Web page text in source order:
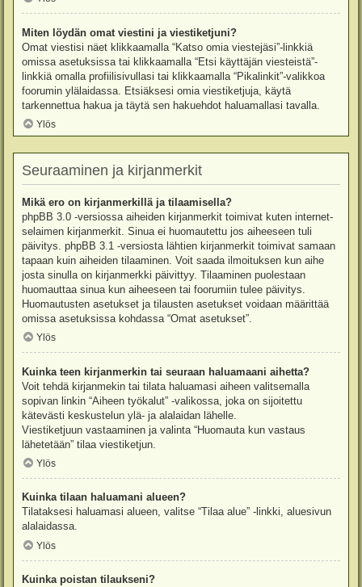
Miten löydän omat viestini ja viestiketjuni?
Omat viestisi näet klikkaamalla “Katso omia viestejäsi”-linkkiä
omissa asetuksissa tai klikkaamalla “Etsi käyttäjän viesteistä”-
linkkiä omalla profiilisivullasi tai klikkaamalla “Pikalinkit”-valikkoa
foorumin ylälaidassa. Etsiäksesi omia viestiketjuja, käytä
tarkennettua hakua ja täytä sen hakuehdot haluamallasi tavalla.
Ylös
Seuraaminen ja kirjanmerkit
Mikä ero on kirjanmerkillä ja tilaamisella?
phpBB 3.0 -versiossa aiheiden kirjanmerkit toimivat kuten internet-
selaimen kirjanmerkit. Sinua ei huomautettu jos aiheeseen tuli
päivitys. phpBB 3.1 -versiosta lähtien kirjanmerkit toimivat samaan
tapaan kuin aiheiden tilaaminen. Voit saada ilmoituksen kun aihe
josta sinulla on kirjanmerkki päivittyy. Tilaaminen puolestaan
huomauttaa sinua kun aiheeseen tai foorumiin tulee päivitys.
Huomautusten asetukset ja tilausten asetukset voidaan määrittää
omissa asetuksissa kohdassa “Omat asetukset”.
Ylös
Kuinka teen kirjanmerkin tai seuraan haluamaani aihetta?
Voit tehdä kirjanmekin tai tilata haluamasi aiheen valitsemalla
sopivan linkin “Aiheen työkalut” -valikossa, joka on sijoitettu
kätevästi keskustelun ylä- ja alalaidan lähelle.
Viestiketjuun vastaaminen ja valinta “Huomauta kun vastaus
lähetetään” tilaa viestiketjun.
Ylös
Kuinka tilaan haluamani alueen?
Tilataksesi haluamasi alueen, valitse “Tilaa alue” -linkki, aluesivun
alalaidassa.
Ylös
Kuinka poistan tilaukseni?